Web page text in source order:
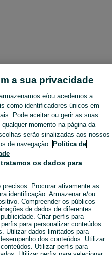
a sua privacidade
e/ou acedemos a
como identificadores únicos em
Pode aceitar ou gerir as suas
momento na página da
serão sinalizadas aos nossos
de navegação. Política de
os dados para
Procurar ativamente as
identificação. Armazenar e/ou
Compreender os públicos
de dados de diferentes
Criar perfis para
para personalizar conteúdos.
Utilizar dados limitados para
dos conteúdos. Utilizar
Utilizar perfis para